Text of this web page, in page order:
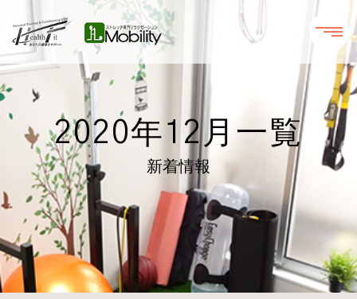
2020年12月一覧
新着情報